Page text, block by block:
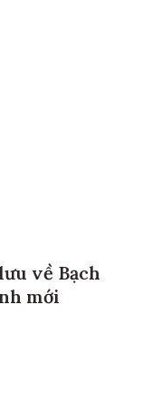
về Bạch
mới